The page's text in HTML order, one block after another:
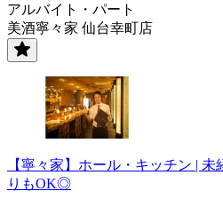
アルバイト・パート
美酒寧々家 仙台幸町店
【寧々家】ホール・キッチン |
りもOK◎